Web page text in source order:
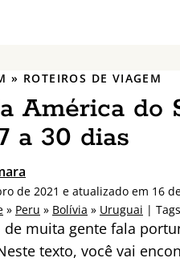
» ROTEIROS DE VIAGEM
América do
a 30 dias
de 2021 e atualizado em 16
» Peru » Bolívia » Uruguai |
muita gente fala
texto, você vai